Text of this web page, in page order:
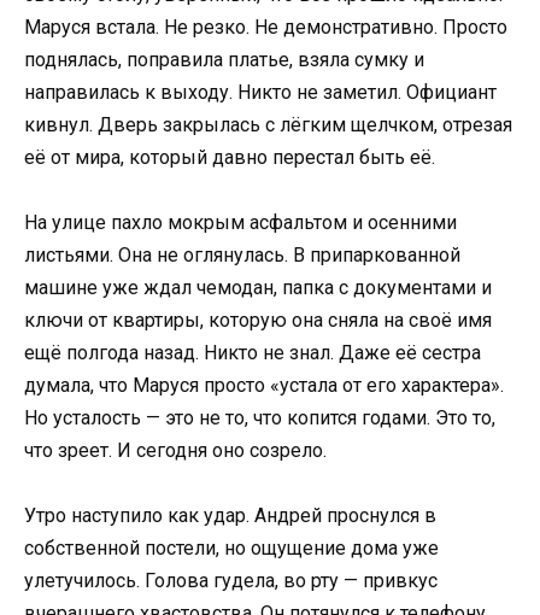
Маруся встала. Не резко. Не демонстративно. Просто
поднялась, поправила платье, взяла сумку и
направилась к выходу. Никто не заметил. Официант
кивнул. Дверь закрылась с лёгким щелчком, отрезая
её от мира, который давно перестал быть её.
На улице пахло мокрым асфальтом и осенними
листьями. Она не оглянулась. В припаркованной
машине уже ждал чемодан, папка с документами и
ключи от квартиры, которую она сняла на своё имя
ещё полгода назад. Никто не знал. Даже её сестра
думала, что Маруся просто «устала от его характера».
Но усталость — это не то, что копится годами. Это то,
что зреет. И сегодня оно созрело.
Утро наступило как удар. Андрей проснулся в
собственной постели, но ощущение дома уже
улетучилось. Голова гудела, во рту — привкус